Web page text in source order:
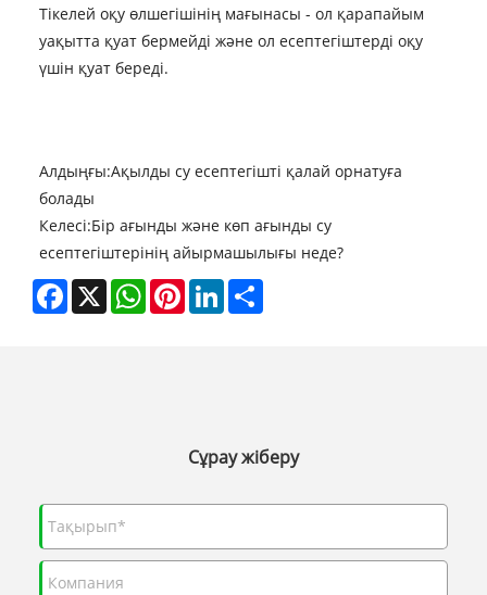
Тікелей оқу өлшегішінің мағынасы - ол қарапайым
уақытта қуат бермейді және ол есептегіштерді оқу
үшін қуат береді.
Алдыңғы:Ақылды су есептегішті қалай орнатуға
болады
Келесі:Бір ағынды және көп ағынды су
есептегіштерінің айырмашылығы неде?
Facebook
X WhatsAppPinterestLinkedInShare
Сұрау жіберу